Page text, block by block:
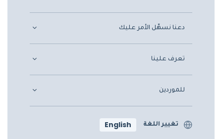
دعنا نسهّل الأمر عليك
تعرف علينا
للموردين
تغيير اللغة English